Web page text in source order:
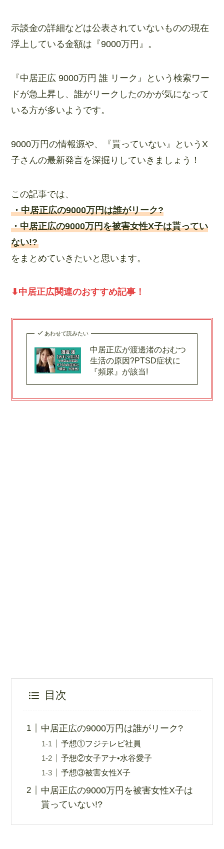
示談金の詳細などは公表されていないものの現在
浮上している金額は『9000万円』。
『中居正広 9000万円 誰 リーク』という検索ワー
ドが急上昇し、誰がリークしたのかが気になって
いる方が多いようです。
9000万円の情報源や、『貰っていない』というX
子さんの最新発言を深掘りしていきましょう！
この記事では、
・中居正広の9000万円は誰がリーク?
・中居正広の9000万円を被害女性X子は貰ってい
ない!?
をまとめていきたいと思います。
⬇︎中居正広関連のおすすめ記事！
あわせて読みたい
中居正広が渡邊渚のおむつ
生活の原因?PTSD症状に
『頻尿』が該当!
目次
中居正広の9000万円は誰がリーク?
予想①フジテレビ社員
予想②女子アナ•水谷愛子
予想③被害女性X子
中居正広の9000万円を被害女性X子は
貰っていない!?